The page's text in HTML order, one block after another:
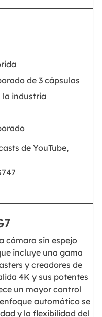
de 3 cápsulas
la industria
de YouTube,
cámara sin espejo
incluye una gama
y creadores de
4K y sus potentes
un mayor control
automático se
y la flexibilidad del